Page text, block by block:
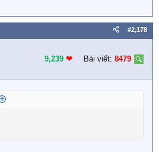
#2,178
9,239 ❤︎ Bài viết: 8479